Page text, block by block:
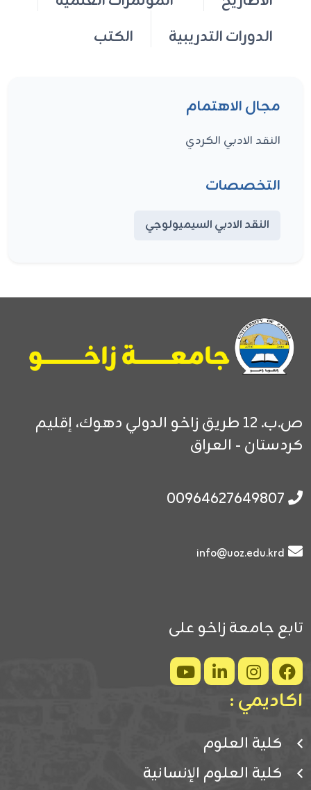
الدورات التدريبية
الكتب
مجال الاهتمام
النقد الادبي الكردي
التخصصات
النقد الادبي السيميولوجي
ص.ب. 12 طريق زاخو الدولي دهوك، إقليم
كردستان - العراق
00964627649807
info@uoz.edu.krd
تابع جامعة زاخو على
اكاديمي :
كلية العلوم
كلية العلوم الإنسانية